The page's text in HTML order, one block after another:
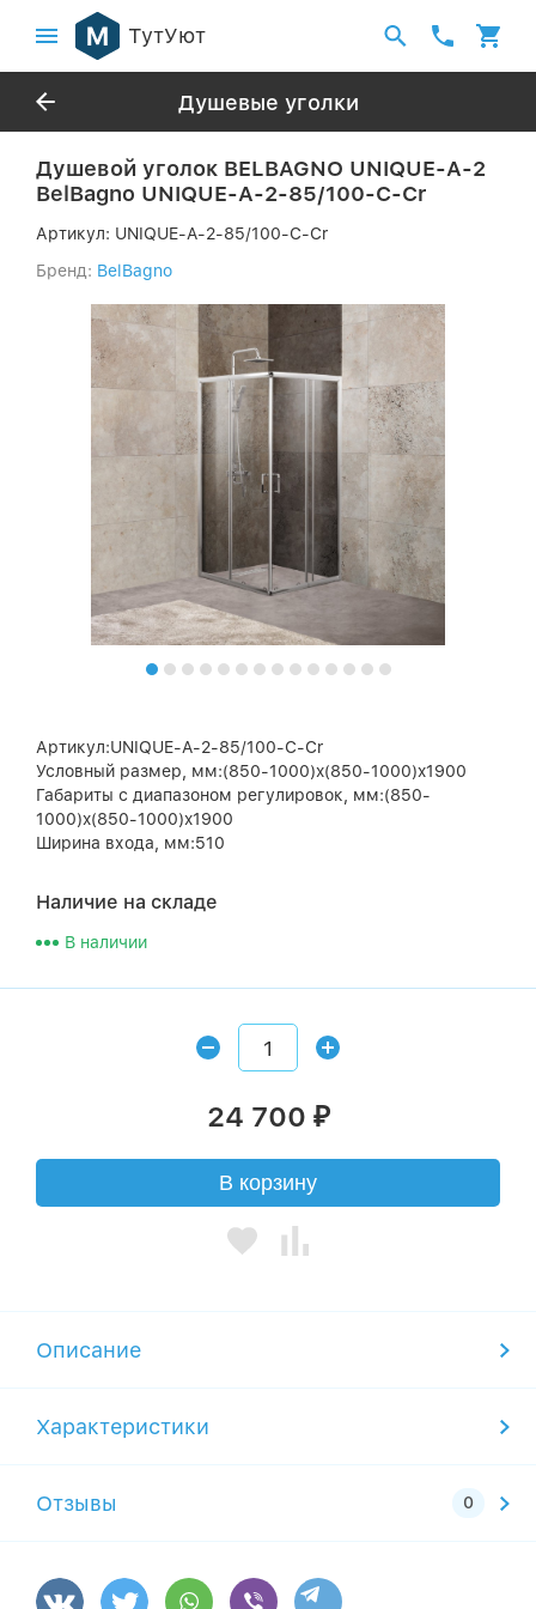
ТутУют
Душевые уголки
Душевой уголок BELBAGNO UNIQUE-A-2
BelBagno UNIQUE-A-2-85/100-C-Cr
Артикул: UNIQUE-A-2-85/100-C-Cr
Бренд: BelBagno
Артикул:UNIQUE-A-2-85/100-C-Cr
Условный размер, мм:(850-1000)x(850-1000)x1900
Габариты с диапазоном регулировок, мм:(850-
1000)x(850-1000)x1900
Ширина входа, мм:510
Наличие на складе
В наличии
24 700 ₽
В корзину
Описание
Характеристики
Отзывы